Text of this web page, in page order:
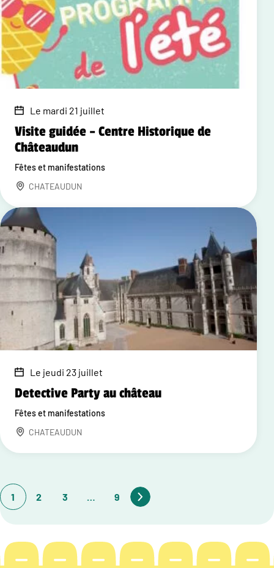
Le mardi 21 juillet
Visite guidée – Centre Historique de
Châteaudun
Fêtes et manifestations
CHATEAUDUN
Le jeudi 23 juillet
Detective Party au château
Fêtes et manifestations
CHATEAUDUN
1 2 3 … 9